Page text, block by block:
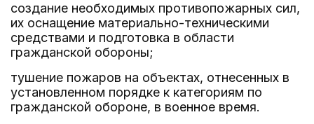
создание необходимых противопожарных сил,
их оснащение материально-техническими
средствами и подготовка в области
гражданской обороны;
тушение пожаров на объектах, отнесенных в
установленном порядке к категориям по
гражданской обороне, в военное время.